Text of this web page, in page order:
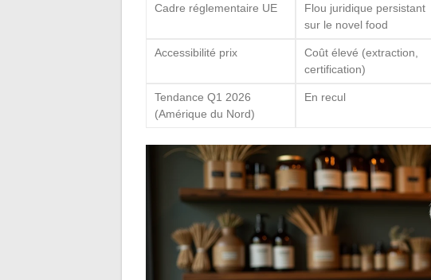
Cadre réglementaire UE
Flou juridique persistant
sur le novel food
Accessibilité prix
Coût élevé (extraction,
certification)
Tendance Q1 2026
(Amérique du Nord)
En recul